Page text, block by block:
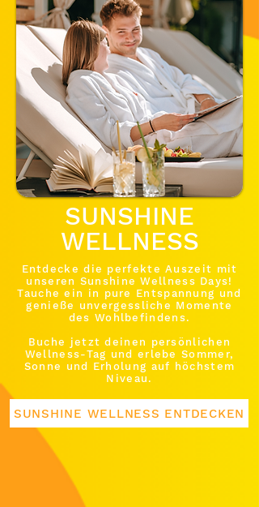
SUNSHINE
WELLNESS
Entdecke die perfekte Auszeit mit
unseren Sunshine Wellness Days!
Tauche ein in pure Entspannung und
genieße unvergessliche Momente
des Wohlbefindens.
Buche jetzt deinen persönlichen
Wellness-Tag und erlebe Sommer,
Sonne und Erholung auf höchstem
Niveau.
SUNSHINE WELLNESS ENTDECKEN